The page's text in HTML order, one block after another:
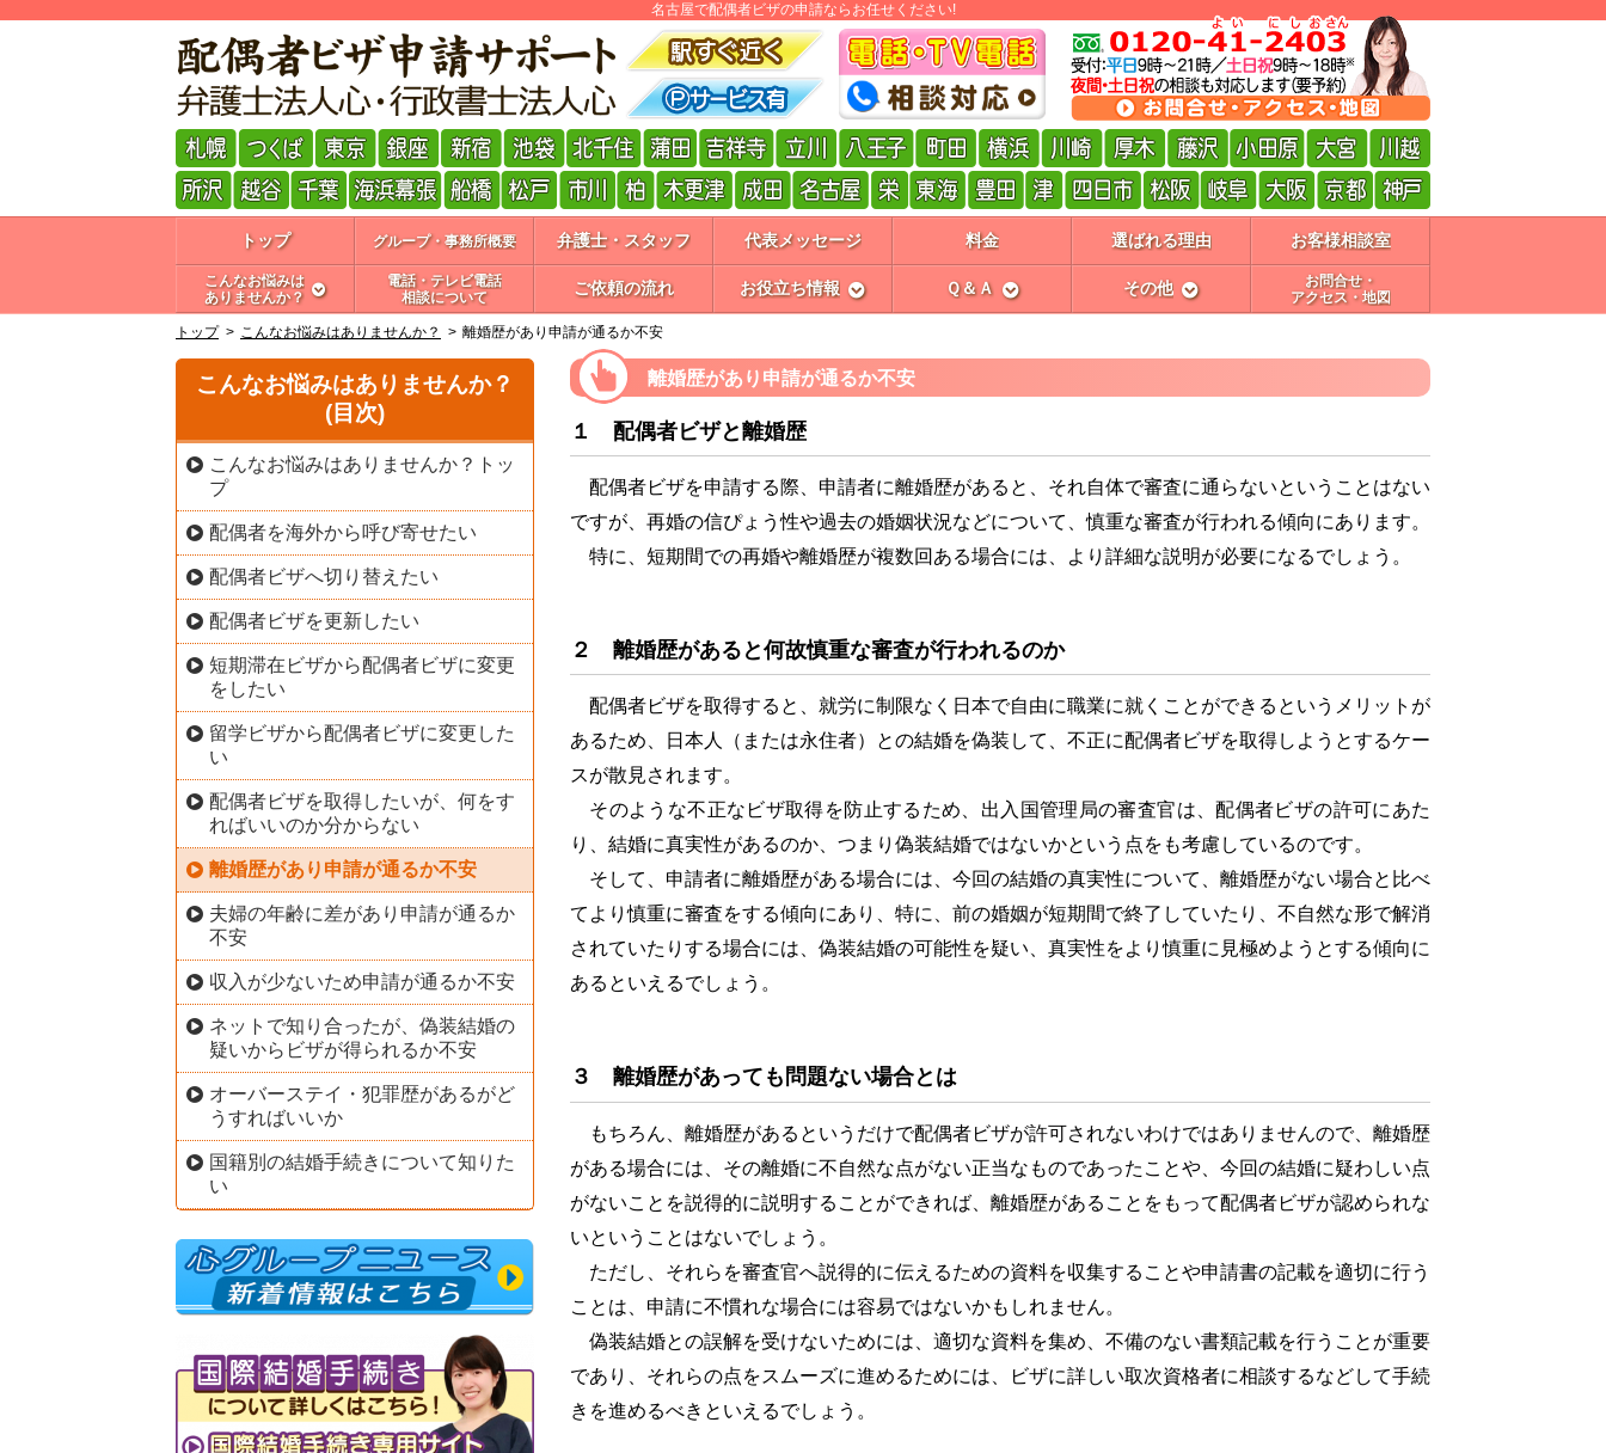
名古屋で配偶者ビザの申請ならお任せください!
トップ グループ・事務所概要 弁護士・スタッフ 代表メッセージ 料金 選ばれる理由 お客様相談室
こんなお悩みは
ありませんか？
電話・テレビ電話
相談について
ご依頼の流れ お役立ち情報 Ｑ＆Ａ その他
お問合せ・
アクセス・地図
トップ こんなお悩みはありませんか？ 離婚歴があり申請が通るか不安
離婚歴があり申請が通るか不安
１ 配偶者ビザと離婚歴
配偶者ビザを申請する際、申請者に離婚歴があると、それ自体で審査に通らないということはない
ですが、再婚の信ぴょう性や過去の婚姻状況などについて、慎重な審査が行われる傾向にあります。
特に、短期間での再婚や離婚歴が複数回ある場合には、より詳細な説明が必要になるでしょう。
２ 離婚歴があると何故慎重な審査が行われるのか
配偶者ビザを取得すると、就労に制限なく日本で自由に職業に就くことができるというメリットが
あるため、日本人（または永住者）との結婚を偽装して、不正に配偶者ビザを取得しようとするケー
スが散見されます。
そのような不正なビザ取得を防止するため、出入国管理局の審査官は、配偶者ビザの許可にあた
り、結婚に真実性があるのか、つまり偽装結婚ではないかという点をも考慮しているのです。
そして、申請者に離婚歴がある場合には、今回の結婚の真実性について、離婚歴がない場合と比べ
てより慎重に審査をする傾向にあり、特に、前の婚姻が短期間で終了していたり、不自然な形で解消
されていたりする場合には、偽装結婚の可能性を疑い、真実性をより慎重に見極めようとする傾向に
あるといえるでしょう。
３ 離婚歴があっても問題ない場合とは
もちろん、離婚歴があるというだけで配偶者ビザが許可されないわけではありませんので、離婚歴
がある場合には、その離婚に不自然な点がない正当なものであったことや、今回の結婚に疑わしい点
がないことを説得的に説明することができれば、離婚歴があることをもって配偶者ビザが認められな
いということはないでしょう。
ただし、それらを審査官へ説得的に伝えるための資料を収集することや申請書の記載を適切に行う
ことは、申請に不慣れな場合には容易ではないかもしれません。
偽装結婚との誤解を受けないためには、適切な資料を集め、不備のない書類記載を行うことが重要
であり、それらの点をスムーズに進めるためには、ビザに詳しい取次資格者に相談するなどして手続
きを進めるべきといえるでしょう。
こんなお悩みはありませんか？
(目次)
こんなお悩みはありませんか？トッ
プ
配偶者を海外から呼び寄せたい
配偶者ビザへ切り替えたい
配偶者ビザを更新したい
短期滞在ビザから配偶者ビザに変更
をしたい
留学ビザから配偶者ビザに変更した
い
配偶者ビザを取得したいが、何をす
ればいいのか分からない
離婚歴があり申請が通るか不安
夫婦の年齢に差があり申請が通るか
不安
収入が少ないため申請が通るか不安
ネットで知り合ったが、偽装結婚の
疑いからビザが得られるか不安
オーバーステイ・犯罪歴があるがど
うすればいいか
国籍別の結婚手続きについて知りた
い